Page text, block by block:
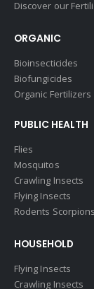
Discover our
ORGANIC
Bioinsecticides
Biofungicides
Organic Fertilizers
PUBLIC HEALTH
Flies
Mosquitos
Crawling Insects
Flying Insects
Rodents Scorpions
HOUSEHOLD
Flying Insects
Crawling Insects